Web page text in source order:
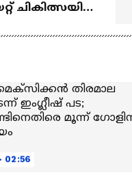
ചികിത്സയില്‍
02:56